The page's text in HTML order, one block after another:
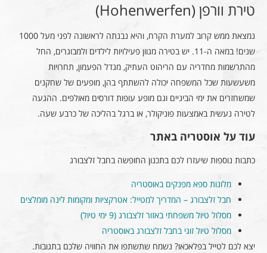
טירת וורפן (Hohenwerfen)
נמצאת ממש קרוב למערת הקרח, והיא נבנתה לראשונה לפני מעל 1000
שנים! במאה ה-11. יש בטירה מגוון פעילויות לילדים ולמבוגרים, החל
מהתרשמות מחדריה עם הריהוט העתיק, מגדל הפעמון, תחרויות
משעשעות שכל המשפחה יכולה להשתתף בהן, מופעים של שחקנים
שמשחזרים את ימי הביניים וגם מופע עופות דורסים מאולפים. ההגעה
לטירה נעשית באמצעות פוניקולר, או ברגל בהליכה של כרבע שעה.
עוד על אוסטריה באתר
כתבות נוספות שיעזרו לכם בתכנון החופשה בחבל זלצבורג
מלונות ספא מפנקים באוסטריה
חבל זלצבורג – המדריך למטייל: אטרקציות ומקומות לינה מומלצים
מסלול טיול משפחתי באזור זלצבורג (9 ימי טיול)
מסלול טיול זוגי בחבל זלצבורג באוסטריה
יצא לכם לטייל בפלאכאו? נשמח שתשתפו את החוויה שלכם בתגובות.